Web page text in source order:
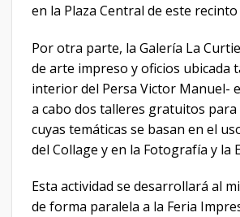
en la Plaza Central de este
Por otra parte, la Galería La
de arte impreso y oficios ubicada
interior del Persa Victor Manuel-
a cabo dos talleres gratuitos para
cuyas temáticas se basan en el
del Collage y en la Fotografía y la
Esta actividad se desarrollará al
de forma paralela a la Feria